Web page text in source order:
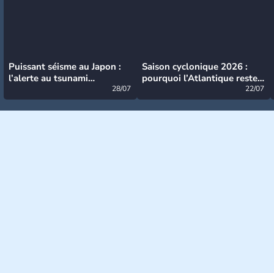
Puissant séisme au Japon :
l’alerte au tsunami
28/07
Saison cyclonique 2026 :
pourquoi l’Atlantique reste
22/07